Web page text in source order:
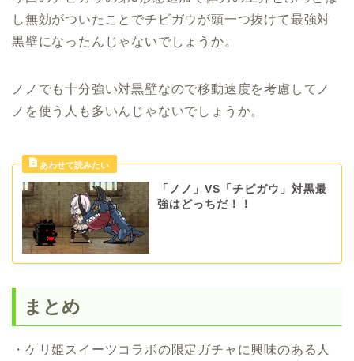
し無効がついたことでチビガウが頭一つ抜けて最強対
黒壁になったんじゃないでしょうか。
ノノでも十分強い対黒壁なので移動速度を考慮してノ
ノを使う人も多いんじゃないでしょうか。
「ノノ」VS「チビガウ」対黒最
強はどっちだ！！
まとめ
・ケリ姫スイーツコラボの限定ガチャに興味のある人